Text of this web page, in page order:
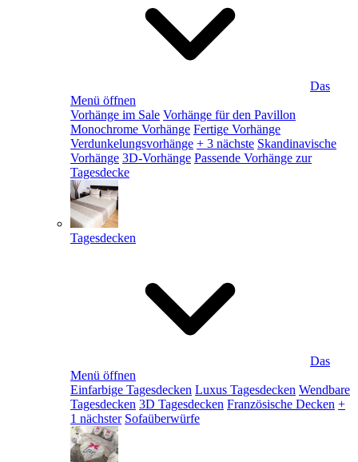
Das
Menü öffnen
Vorhänge im Sale Vorhänge für den Pavillon
Monochrome Vorhänge Fertige Vorhänge
Verdunkelungsvorhänge + 3 nächste Skandinavische
Vorhänge 3D-Vorhänge Passende Vorhänge zur
Tagesdecke
Tagesdecken
Das
Menü öffnen
Einfarbige Tagesdecken Luxus Tagesdecken Wendbare
Tagesdecken 3D Tagesdecken Französische Decken +
1 nächster Sofaüberwürfe